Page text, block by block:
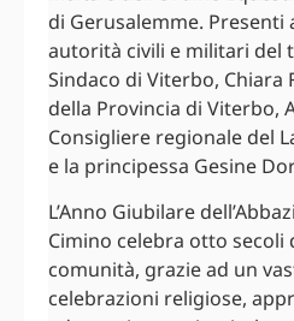
di Gerusalemme. Presenti
autorità civili e militari del
Sindaco di Viterbo, Chiara
della Provincia di Viterbo,
Consigliere regionale del
e la principessa Gesine
L’Anno Giubilare
Cimino celebra otto secoli
comunità, grazie ad un
celebrazioni religiose,